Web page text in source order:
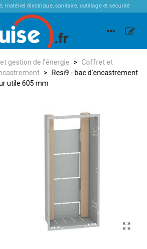
matériel électrique, sanitaire, outillage et sécurité
gestion de l'énergie >
Coffret et
>
Resi9 - bac d'encastrement
utile 605 mm